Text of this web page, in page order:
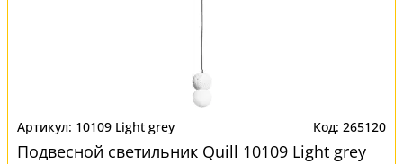
10109 Light grey 265120
Подвесной светильник Quill 10109 Light grey